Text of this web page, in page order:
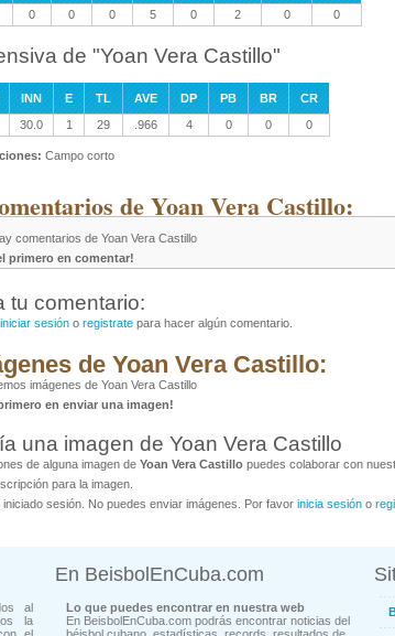
0 0 0 5 0 2 0 0
de "Yoan Vera Castillo"
INN E TL AVE DP PB BR
CR
30.0 1 29 .966 4 0 0 0
Campo corto
de Yoan Vera Castillo:
comentarios de Yoan Vera Castillo
primero en comentar!
tu comentario:
iniciar sesión o registrate para hacer algún comentario.
de Yoan Vera Castillo:
imágenes de Yoan Vera Castillo
en enviar una imagen!
una imagen de Yoan Vera Castillo
de alguna imagen de Yoan Vera Castillo puedes colaborar con
para la imagen.
iniciado sesión. No puedes enviar imágenes. Por favor inicia sesión o
al
la
En BeisbolEnCuba.com
Lo que puedes encontrar en nuestra web
En BeisbolEnCuba.com podrás encontrar noticias del